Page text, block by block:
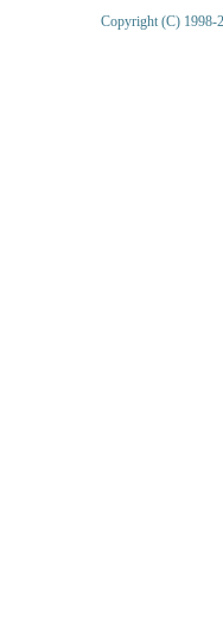
Copyright (C) 1998-